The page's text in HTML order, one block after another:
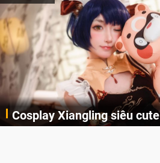
Cosplay Xiangling siêu cute